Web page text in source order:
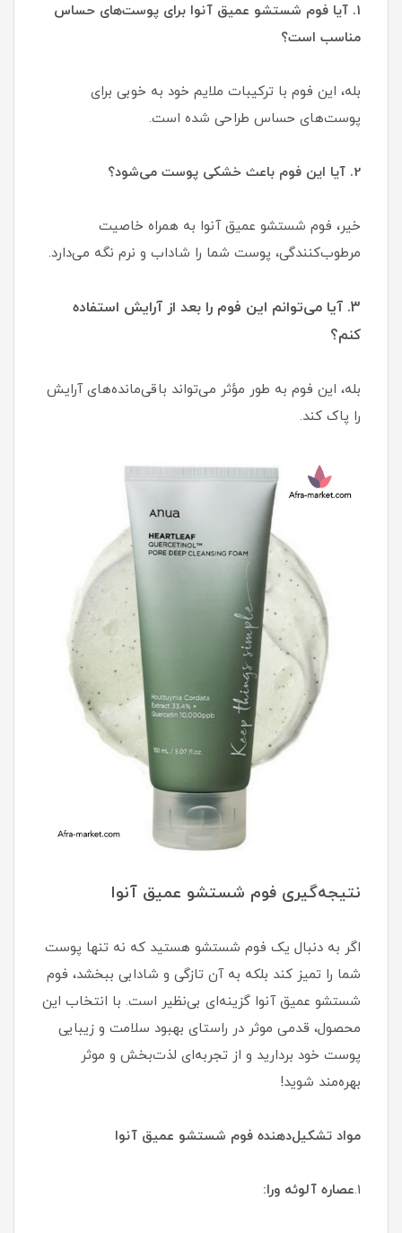
1. آیا فوم شستشو عمیق آنوا برای پوست‌های حساس
مناسب است؟
بله، این فوم با ترکیبات ملایم خود به خوبی برای
پوست‌های حساس طراحی شده است.
2. آیا این فوم باعث خشکی پوست می‌شود؟
خیر، فوم شستشو عمیق آنوا به همراه خاصیت
مرطوب‌کنندگی، پوست شما را شاداب و نرم نگه می‌دارد.
3. آیا می‌توانم این فوم را بعد از آرایش استفاده
کنم؟
بله، این فوم به طور مؤثر می‌تواند باقی‌مانده‌های آرایش
را پاک کند.
نتیجه‌گیری فوم شستشو عمیق آنوا
اگر به دنبال یک فوم شستشو هستید که نه تنها پوست
شما را تمیز کند بلکه به آن تازگی و شادابی ببخشد، فوم
شستشو عمیق آنوا گزینه‌ای بی‌نظیر است. با انتخاب این
محصول، قدمی موثر در راستای بهبود سلامت و زیبایی
پوست خود بردارید و از تجربه‌ای لذت‌بخش و موثر
بهره‌مند شوید!
مواد تشکیل‌دهنده فوم شستشو عمیق آنوا
1. عصاره آلوئه ورا: